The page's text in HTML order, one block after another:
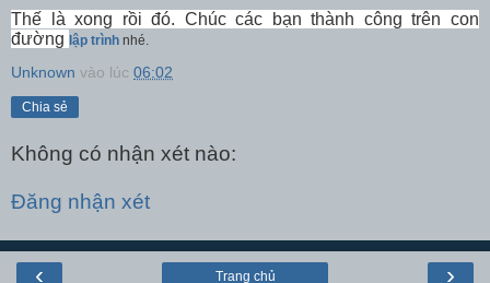
Thế là xong rồi đó. Chúc các bạn thành công trên con
đường lập trình nhé.
Unknown vào lúc 06:02
Chia sẻ
Không có nhận xét nào:
Đăng nhận xét
‹ ›
Trang chủ